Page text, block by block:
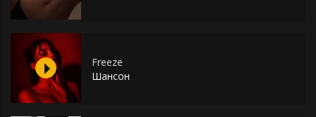
Freeze
Шансон